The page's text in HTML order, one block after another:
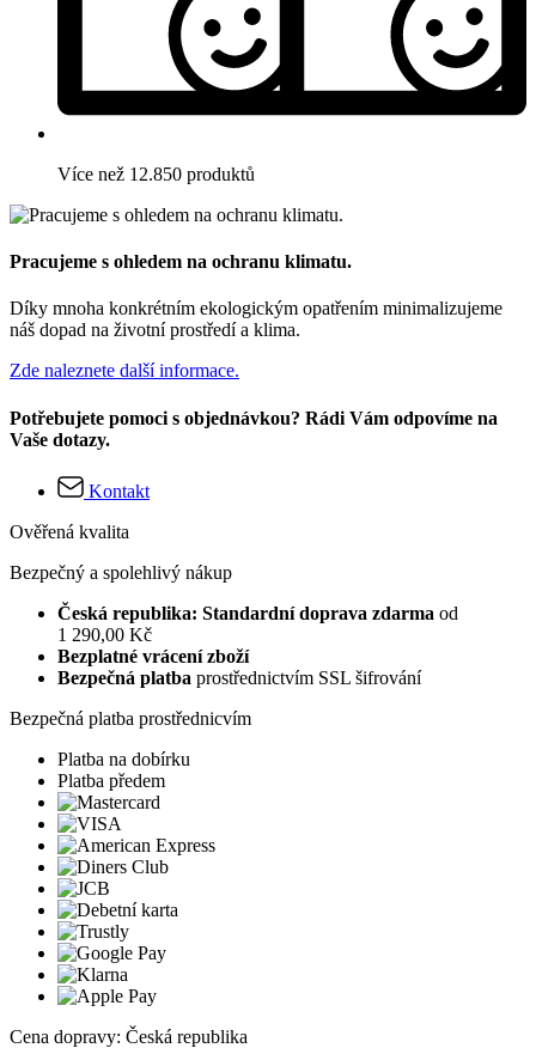
Více než 12.850 produktů
Pracujeme s ohledem na ochranu klimatu.
Díky mnoha konkrétním ekologickým opatřením minimalizujeme
náš dopad na životní prostředí a klima.
Zde naleznete další informace.
Potřebujete pomoci s objednávkou? Rádi Vám odpovíme na
Vaše dotazy.
Kontakt
Ověřená kvalita
Bezpečný a spolehlivý nákup
Česká republika: Standardní doprava zdarma od
1 290,00 Kč
Bezplatné vrácení zboží
Bezpečná platba prostřednictvím SSL šifrování
Bezpečná platba prostřednicvím
Platba na dobírku
Platba předem
Cena dopravy: Česká republika